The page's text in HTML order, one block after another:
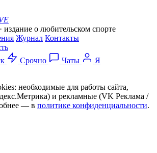
издание о любительском спорте
Журнал Контакты
Срочно Чаты
Я
необходимые для работы сайта,
и рекламные (VK Реклама /
— в политике конфиденциальности.